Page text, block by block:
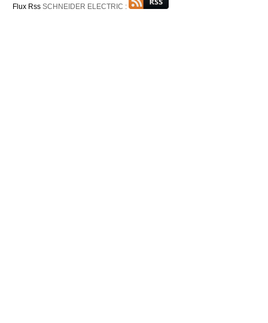
Flux Rss SCHNEIDER ELECTRIC :